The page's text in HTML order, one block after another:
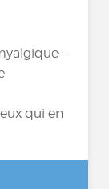
–
qui en